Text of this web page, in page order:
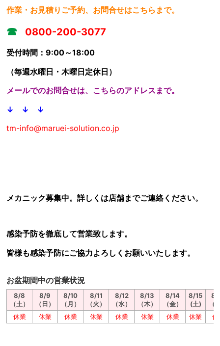
作業・お見積りご予約、お問合せはこちらまで。
☎ 0800-200-3077
受付時間：9:00～18:00
（毎週水曜日・木曜日定休日）
メールでのお問合せは、こちらのアドレスまで。
↓ ↓ ↓
tm-info@maruei-solution.co.jp
メカニック募集中。詳しくは店舗までご連絡ください。
感染予防を徹底して営業致します。
皆様も感染予防にご協力よろしくお願いいたします。
お盆期間中の営業状況
8/8
（土）
8/9
（日）
8/10
（月）
8/11
（火）
8/12
（水）
8/13
（木）
8/14
（金）
8/15
(土)
8/
（
休業
休業 休業 休業 休業 休業 休業 休業 休